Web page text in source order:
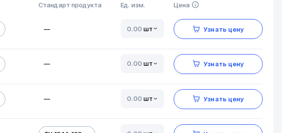
Стандарт продукта Ед. изм. Цена
— шт Узнать цену
— шт Узнать цену
— шт Узнать цену